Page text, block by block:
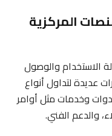
المركزية
الاستخدام والوصول
عديدة لتداول أنواع
وخدمات مثل أوامر
والدعم الفني.